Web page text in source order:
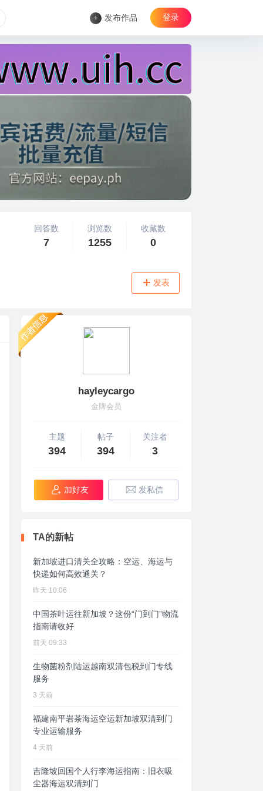
+ 发布作品 登录
回答数
7
浏览数
1255
收藏数
0
发表
hayleycargo
金牌会员
主题
394
帖子
394
关注者
3
加好友 发私信
TA的新帖
新加坡进口清关全攻略：空运、海运与
快递如何高效通关？
昨天 10:06
中国茶叶运往新加坡？这份“门到门”物流
指南请收好
前天 09:33
生物菌粉剂陆运越南双清包税到门专线
服务
3 天前
福建南平岩茶海运空运新加坡双清到门
专业运输服务
4 天前
吉隆坡回国个人行李海运指南：旧衣吸
尘器海运双清到门